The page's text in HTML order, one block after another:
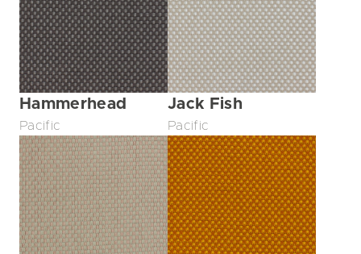
Hammerhead
Pacific
Jack Fish
Pacific